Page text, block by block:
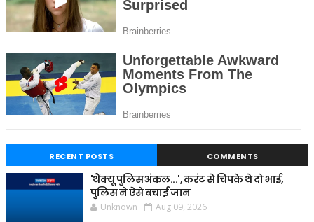
RECENT POSTS COMMENTS
'थैंक्यू पुलिस अंकल...', करंट से चिपके थे दो भाई,
पुलिस ने ऐसे बचाई जान
Unknown Aug 09, 2026